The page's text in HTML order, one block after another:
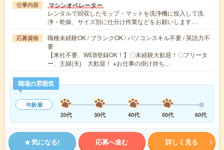
仕事内容 マシンオペレーター
レンタルで回収したモップ・マットを洗浄機に投入して洗
浄・乾燥、サイズ別に仕分け作業などをお願いします…
応募資格
職種未経験OK / ブランクOK / パソコンスキル不要 / 英語力不
要
【来社不要、WEB登録OK！】〇未経験大歓迎！〇フリータ
ー、主婦(夫) 大歓迎！ ※お仕事の掛け持ち…
職場の雰囲気
年齢層
20代
30代 40代 50代 60代
気になる! 応募へ進む 詳しく見る